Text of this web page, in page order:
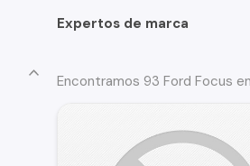
Expertos de marca
Encontramos 93 Ford Focus